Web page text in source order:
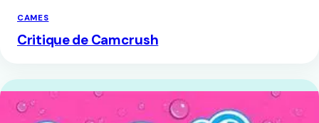
CAMES
Critique de Camcrush